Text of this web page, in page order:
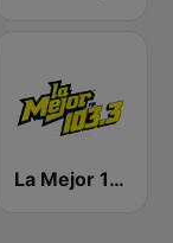
La Mejor 103.3 FM